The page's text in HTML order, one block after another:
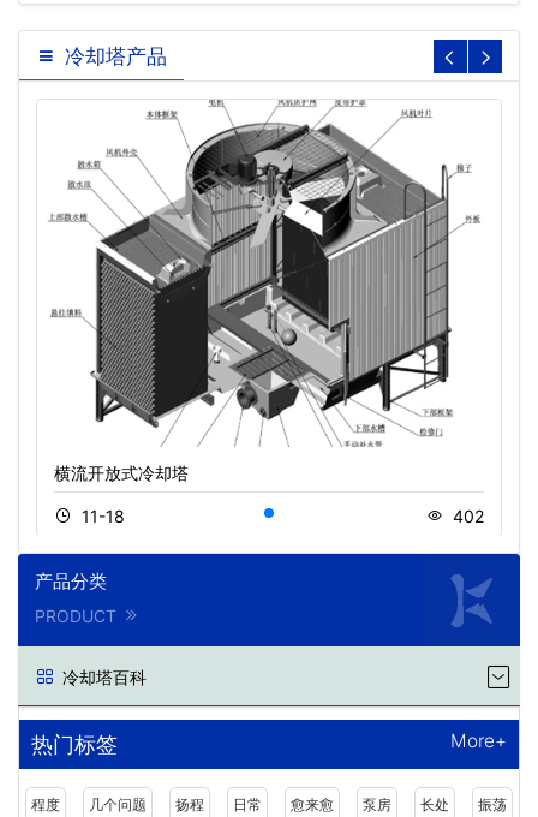
冷却塔产品
横流开放式冷却塔
11-18 402
产品分类
PRODUCT
冷却塔百科
热门标签 More+
程度 几个问题 扬程 日常 愈来愈 泵房 长处 振荡